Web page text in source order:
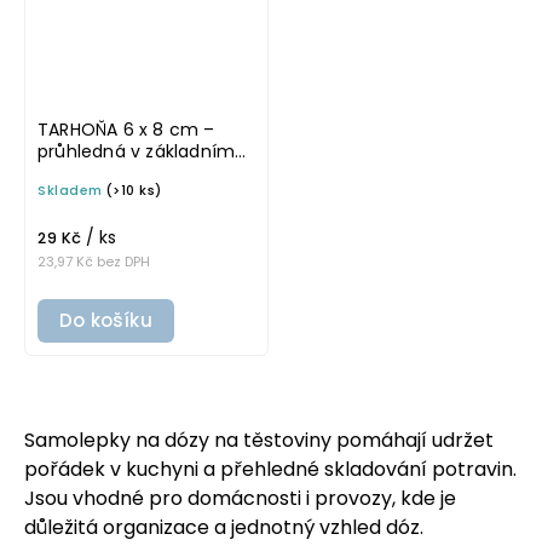
TARHOŇA 6 x 8 cm –
průhledná v základním
samolepka na
Skladem (>10 ks)
23,97 Kč bez DPH
29 Kč / ks
Do košíku
Samolepky na dózy na těstoviny pomáhají udržet
pořádek v kuchyni a přehledné skladování potravin.
Jsou vhodné pro domácnosti i provozy, kde je
důležitá organizace a jednotný vzhled dóz.